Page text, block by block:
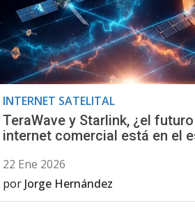
INTERNET SATELITAL
TeraWave y Starlink, ¿el
internet comercial está en el
22 Ene 2026
por Jorge Hernández